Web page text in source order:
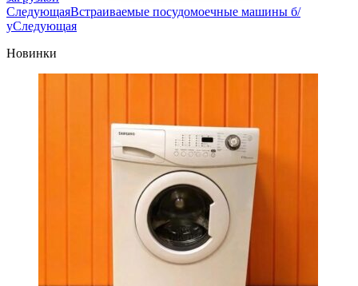
СледующаяВстраиваемые посудомоечные машины б/
уСледующая
Новинки